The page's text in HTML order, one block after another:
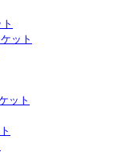
ット
ット